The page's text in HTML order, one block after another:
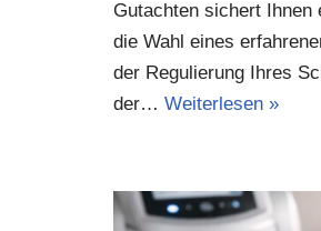
Gutachten sichert Ihnen
die Wahl eines
der Regulierung Ihres
der… Weiterlesen »